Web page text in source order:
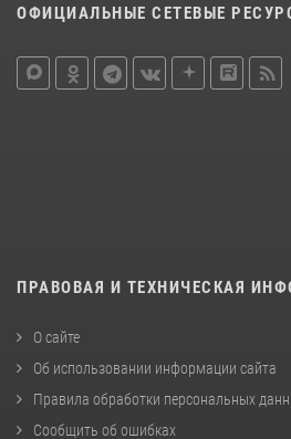
ОФИЦИАЛЬНЫЕ СЕТЕВЫЕ
ПРАВОВАЯ И ТЕХНИЧЕСКАЯ
О сайте
Об использовании информации сайта
Правила обработки персональных
Сообщить об ошибках